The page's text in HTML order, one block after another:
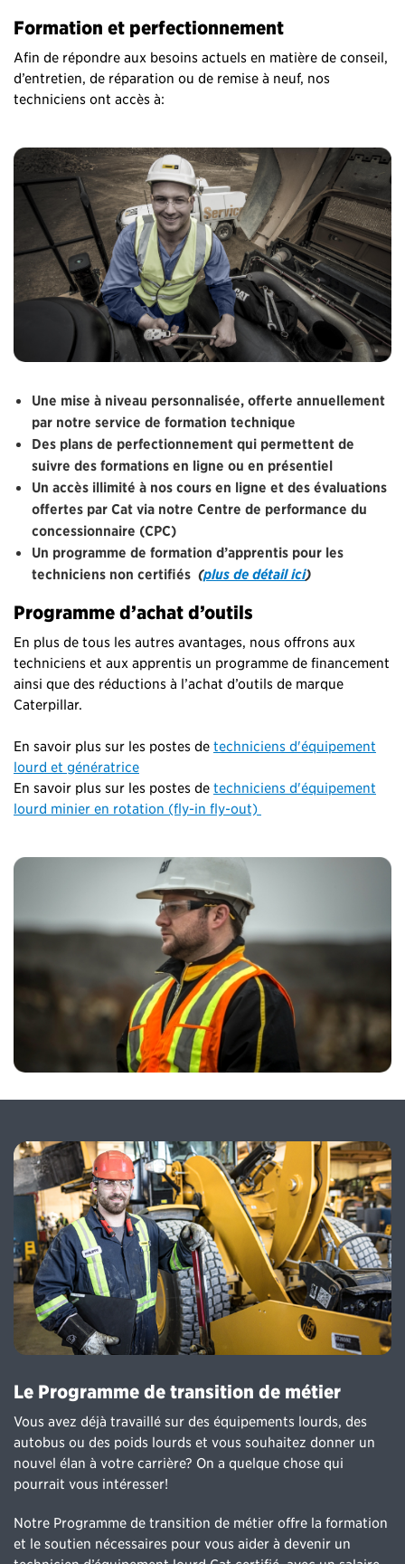
Formation et perfectionnement
Afin de répondre aux besoins actuels en matière de conseil,
d’entretien, de réparation ou de remise à neuf, nos
techniciens ont accès à:
Une mise à niveau personnalisée, offerte annuellement
par notre service de formation technique
Des plans de perfectionnement qui permettent de
suivre des formations en ligne ou en présentiel
Un accès illimité à nos cours en ligne et des évaluations
offertes par Cat via notre Centre de performance du
concessionnaire (CPC)
Un programme de formation d’apprentis pour les
techniciens non certifiés (plus de détail ici)
Programme d’achat d’outils
En plus de tous les autres avantages, nous offrons aux
techniciens et aux apprentis un programme de financement
ainsi que des réductions à l’achat d’outils de marque
Caterpillar.
En savoir plus sur les postes de techniciens d'équipement
lourd et génératrice
En savoir plus sur les postes de techniciens d'équipement
lourd minier en rotation (fly-in fly-out)
Le Programme de transition de métier
Vous avez déjà travaillé sur des équipements lourds, des
autobus ou des poids lourds et vous souhaitez donner un
nouvel élan à votre carrière? On a quelque chose qui
pourrait vous intéresser!
Notre Programme de transition de métier offre la formation
et le soutien nécessaires pour vous aider à devenir un